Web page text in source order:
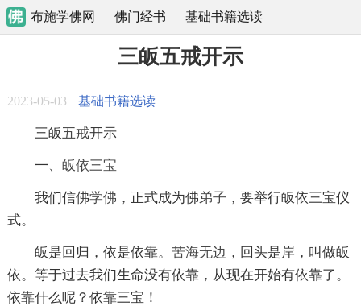
布施学佛网 佛门经书 基础书籍选读
三皈五戒开示
2023-05-03 基础书籍选读
三皈五戒开示
一、 皈依三宝
我们信佛学佛 ，正式成为佛弟子 ，要举行皈依三宝仪
式。
皈是回归，依是依靠。 苦海无边 ，回头是岸，叫做皈
依。等于过去我们生命没有依靠，从现在开始有依靠了。
依靠什么呢？依靠三宝！